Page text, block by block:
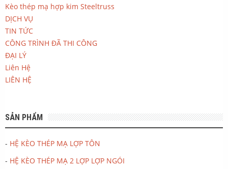
Kèo thép mạ hợp kim Steeltruss
DỊCH VỤ
TIN TỨC
CÔNG TRÌNH ĐÃ THI CÔNG
ĐẠI LÝ
Liên Hệ
LIÊN HỆ
SẢN PHẨM
- HỆ KÈO THÉP MẠ LỢP TÔN
- HỆ KÈO THÉP MẠ 2 LỢP LỢP NGÓI